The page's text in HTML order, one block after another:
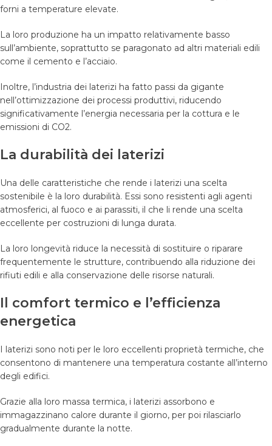
forni a temperature elevate.
La loro produzione ha un impatto relativamente basso
sull’ambiente, soprattutto se paragonato ad altri materiali edili
come il cemento e l’acciaio.
Inoltre, l’industria dei laterizi ha fatto passi da gigante
nell’ottimizzazione dei processi produttivi, riducendo
significativamente l’energia necessaria per la cottura e le
emissioni di CO2.
La durabilità dei laterizi
Una delle caratteristiche che rende i laterizi una scelta
sostenibile è la loro durabilità. Essi sono resistenti agli agenti
atmosferici, al fuoco e ai parassiti, il che li rende una scelta
eccellente per costruzioni di lunga durata.
La loro longevità riduce la necessità di sostituire o riparare
frequentemente le strutture, contribuendo alla riduzione dei
rifiuti edili e alla conservazione delle risorse naturali.
Il comfort termico e l’efficienza
energetica
I laterizi sono noti per le loro eccellenti proprietà termiche, che
consentono di mantenere una temperatura costante all’interno
degli edifici.
Grazie alla loro massa termica, i laterizi assorbono e
immagazzinano calore durante il giorno, per poi rilasciarlo
gradualmente durante la notte.